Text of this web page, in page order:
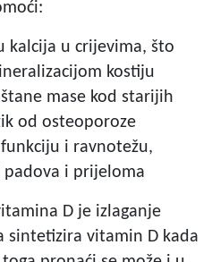
kalcija u crijevima, što
kostiju
mase kod starijih
od osteoporoze
i ravnotežu,
i prijeloma
D je izlaganje
sintetizira vitamin D kada